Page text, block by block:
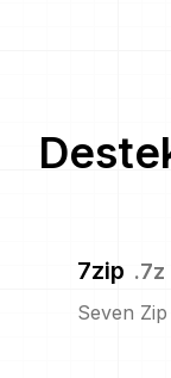
7zip .7z
Seven Zip